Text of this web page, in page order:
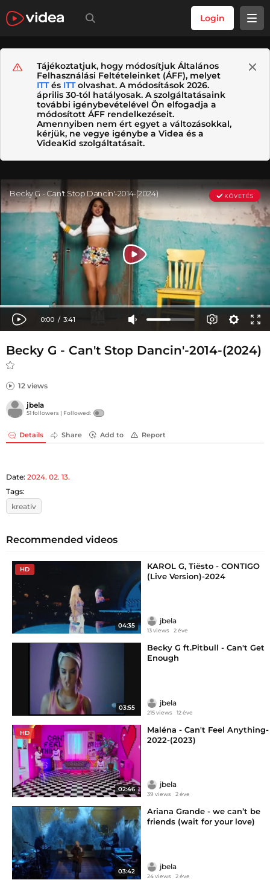
Login
Tájékoztatjuk, hogy módosítjuk Általános
Felhasználási Feltételeinket (ÁFF), melyet
ITTés ITTolvashat. A módosítások 2026.
április 30-tól hatályosak. A szolgáltatásaink
további igénybevételével Ön elfogadja a
módosított ÁFF rendelkezéseit.
Amennyiben nem ért egyet a változásokkal,
kérjük, ne vegye igénybe a Videa és a
VideaKid szolgáltatásait.
Becky G - Can't Stop Dancin'-2014-(2024)
12 views
jbela
51 followers | Followed:
Details Share Add to Report
Date: 2024. 02. 13.
Tags:
kreatív
Recommended videos
HD
04:35
KAROL G, Tiësto - CONTIGO
(Live Version)-2024
jbela
13 views 2 éve
03:55
Becky G ft.Pitbull - Can't Get
Enough
jbela
215 views 12 éve
HD
02:46
Maléna - Can't Feel Anything-
2022-(2023)
jbela
39 views 2 éve
03:42
Ariana Grande - we can’t be
friends (wait for your love)
jbela
24 views 2 éve